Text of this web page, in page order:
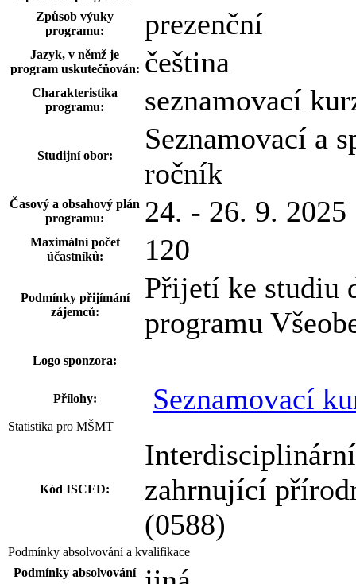
Způsob výuky
programu:
prezenční
Jazyk, v němž je
program uskutečňován: čeština
Charakteristika
programu:
seznamovací
Studijní obor:
Seznamovací a
ročník
Časový a obsahový plán
programu:
24. - 26. 9. 2025
Maximální počet
účastníků:
120
Podmínky přijímání
zájemců:
Přijetí ke studiu
programu
Logo sponzora:
Přílohy: Seznamovací
Statistika pro MŠMT
Kód ISCED:
zahrnující
(0588)
Podmínky absolvování a kvalifikace
Podmínky absolvování